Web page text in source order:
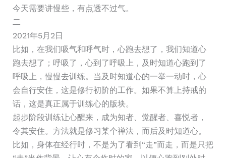
今天需要讲慢些，有点透不过气。
二
2021年5月2日
比如，在我们吸气和呼气时，心跑去想了，我们知道心
跑去想了；呼吸了，心到了呼吸上，及时知道心跑到了
呼吸上，慢慢去训练。当及时知道心的一举一动时，心
会自行安住，这是修行初阶的工作。如果不算上持戒的
话，这是真正属于训练心的版块。
起步阶段训练让心醒来，成为知者、觉醒者、喜悦者，
令其安住。方法就是修习某个禅法，而后及时知道心。
比如，身体在经行时，不是为了看到“走”而走，而是只把